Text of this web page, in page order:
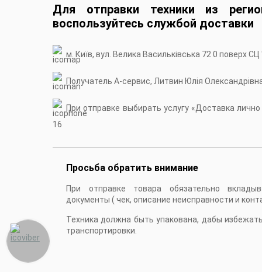
Для отправки техники из
воспользуйтесь службой доставки
м. Київ, вул. Велика Васильківська 72 0 поверх
Получатель А-сервис, Литвин Юлія
При отправке выбирать услугу «Доставка
16
Просьба обратить внимание
При отправке товара обязательно
документы ( чек, описание неисправности и
Техника должна быть упакована, дабы
транспортировки.